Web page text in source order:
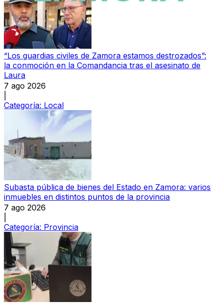
“Los guardias civiles de Zamora estamos destrozados”:
la conmoción en la Comandancia tras el asesinato de
Laura
7 ago 2026
Categoría: Local
Subasta pública de bienes del Estado en Zamora: varios
inmuebles en distintos puntos de la provincia
7 ago 2026
Categoría: Provincia